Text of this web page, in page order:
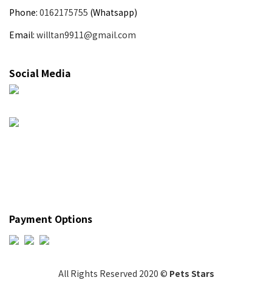
Phone: 0162175755 (Whatsapp)
Email: willtan9911@gmail.com
Social Media
Payment Options
All Rights Reserved 2020 © Pets Stars